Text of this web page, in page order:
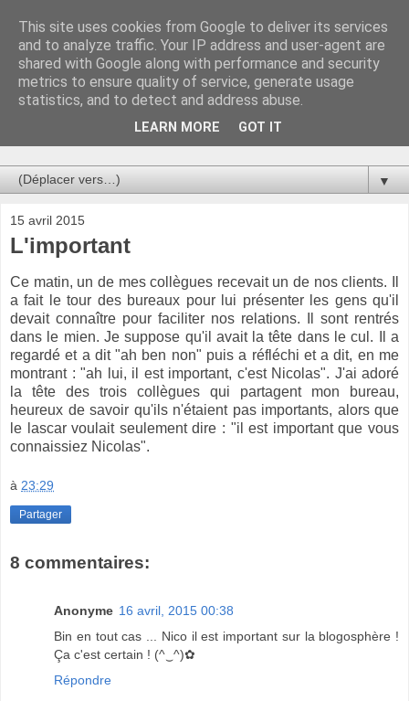
Au bistro !
La connerie étant le seul chemin susceptible de nous faire
entrevoir une parcelle de vérité, utilisons la par des moyens
de communication efficaces. Le temps qu'on remplisse nos
▼
15 avril 2015
L'important
Ce matin, un de mes collègues recevait un de nos clients. Il
a fait le tour des bureaux pour lui présenter les gens qu'il
devait connaître pour faciliter nos relations. Il sont rentrés
dans le mien. Je suppose qu'il avait la tête dans le cul. Il a
regardé et a dit "ah ben non" puis a réfléchi et a dit, en me
montrant : "ah lui, il est important, c'est Nicolas". J'ai adoré
la tête des trois collègues qui partagent mon bureau,
heureux de savoir qu'ils n'étaient pas importants, alors que
le lascar voulait seulement dire : "il est important que vous
connaissiez Nicolas".
à 23:29
Partager
8 commentaires:
Anonyme 16 avril, 2015 00:38
Bin en tout cas ... Nico il est important sur la blogosphère !
Ça c'est certain ! (^‿^)✿
Répondre
This site uses cookies from Google to deliver its services
and to analyze traffic. Your IP address and user-agent are
shared with Google along with performance and security
metrics to ensure quality of service, generate usage
statistics, and to detect and address abuse.
LEARN MORE GOT IT